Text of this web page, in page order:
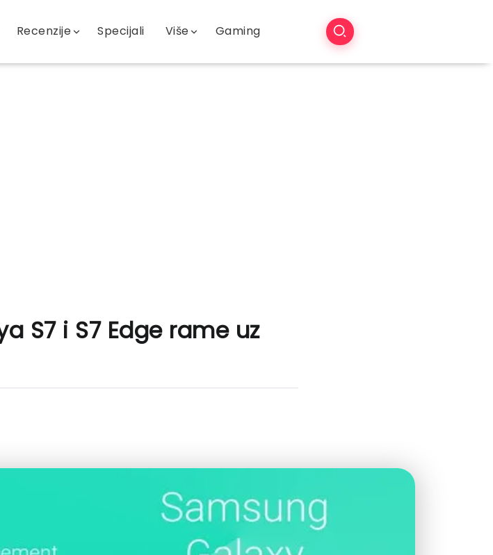
Recenzije Specijali Više Gaming
S7 i S7 Edge rame uz